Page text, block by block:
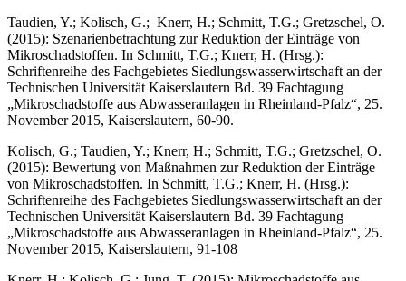
Taudien, Y.; Kolisch, G.; Knerr, H.; Schmitt, T.G.; Gretzschel, O.
(2015): Szenarienbetrachtung zur Reduktion der Einträge von
Mikroschadstoffen. In Schmitt, T.G.; Knerr, H. (Hrsg.):
Schriftenreihe des Fachgebietes Siedlungswasserwirtschaft an der
Technischen Universität Kaiserslautern Bd. 39 Fachtagung
„Mikroschadstoffe aus Abwasseranlagen in Rheinland-Pfalz“, 25.
November 2015, Kaiserslautern, 60-90.
Kolisch, G.; Taudien, Y.; Knerr, H.; Schmitt, T.G.; Gretzschel, O.
(2015): Bewertung von Maßnahmen zur Reduktion der Einträge
von Mikroschadstoffen. In Schmitt, T.G.; Knerr, H. (Hrsg.):
Schriftenreihe des Fachgebietes Siedlungswasserwirtschaft an der
Technischen Universität Kaiserslautern Bd. 39 Fachtagung
„Mikroschadstoffe aus Abwasseranlagen in Rheinland-Pfalz“, 25.
November 2015, Kaiserslautern, 91-108